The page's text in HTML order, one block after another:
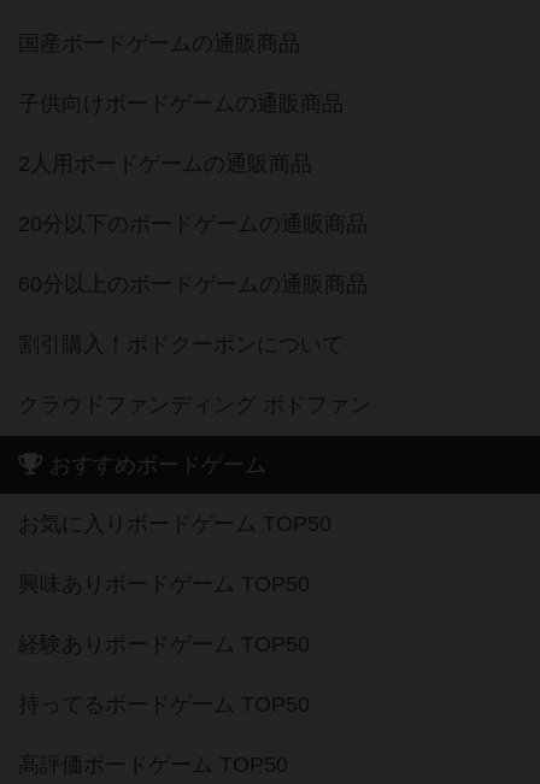
国産ボードゲームの通販商品
子供向けボードゲームの通販商品
2人用ボードゲームの通販商品
20分以下のボードゲームの通販商品
60分以上のボードゲームの通販商品
割引購入！ボドクーポンについて
クラウドファンディング ボドファン
おすすめボードゲーム
お気に入りボードゲーム TOP50
興味ありボードゲーム TOP50
経験ありボードゲーム TOP50
持ってるボードゲーム TOP50
高評価ボードゲーム TOP50